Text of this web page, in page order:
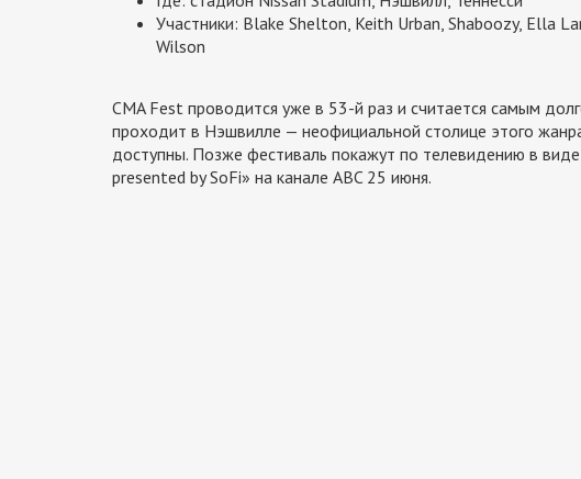
Участники: Blake Shelton, Keith Urban, Shaboozy, Ella
Wilson
CMA Fest проводится уже в 53-й раз и считается самым
проходит в Нэшвилле — неофициальной столице этого
доступны. Позже фестиваль покажут по телевидению в
presented by SoFi» на канале ABC 25 июня.